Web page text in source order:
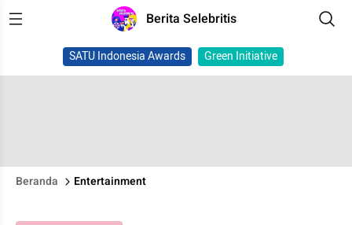
Berita Selebritis
SATU Indonesia Awards Green Initiative
Beranda Entertainment